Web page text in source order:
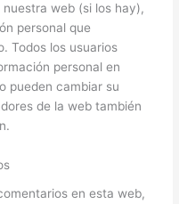
web (si los hay),
personal que
Todos los usuarios
personal en
pueden cambiar su
de la web también
en esta web,